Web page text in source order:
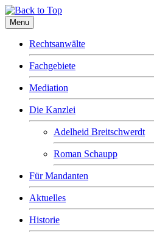
Menu
Rechtsanwälte
Fachgebiete
Mediation
Die Kanzlei
Adelheid Breitschwerdt
Roman Schaupp
Für Mandanten
Aktuelles
Historie